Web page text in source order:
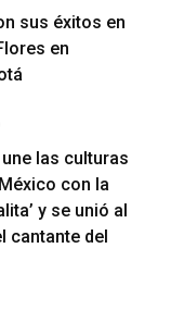
sus éxitos en
en
las culturas
con la
y se unió al
cantante del